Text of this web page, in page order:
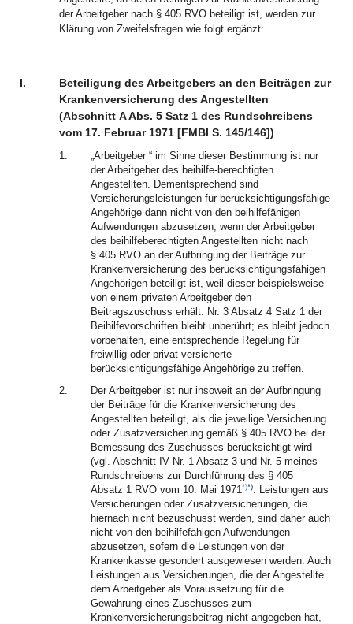
der Arbeitgeber nach § 405 RVO beteiligt ist, werden zur
Klärung von Zweifelsfragen wie folgt ergänzt:
I.
Beteiligung des Arbeitgebers an den Beiträgen zur
Krankenversicherung des Angestellten
(Abschnitt A Abs. 5 Satz 1 des Rundschreibens
vom 17. Februar 1971 [FMBl S. 145/146])
1.
„Arbeitgeber “ im Sinne dieser Bestimmung ist nur
der Arbeitgeber des beihilfe-berechtigten
Angestellten. Dementsprechend sind
Versicherungsleistungen für berücksichtigungsfähige
Angehörige dann nicht von den beihilfefähigen
Aufwendungen abzusetzen, wenn der Arbeitgeber
des beihilfeberechtigten Angestellten nicht nach
§ 405 RVO an der Aufbringung der Beiträge zur
Krankenversicherung des berücksichtigungsfähigen
Angehörigen beteiligt ist, weil dieser beispielsweise
von einem privaten Arbeitgeber den
Beitragszuschuss erhält. Nr. 3 Absatz 4 Satz 1 der
Beihilfevorschriften bleibt unberührt; es bleibt jedoch
vorbehalten, eine entsprechende Regelung für
freiwillig oder privat versicherte
berücksichtigungsfähige Angehörige zu treffen.
2.
Der Arbeitgeber ist nur insoweit an der Aufbringung
der Beiträge für die Krankenversicherung des
Angestellten beteiligt, als die jeweilige Versicherung
oder Zusatzversicherung gemäß § 405 RVO bei der
Bemessung des Zuschusses berücksichtigt wird
(vgl. Abschnitt IV Nr. 1 Absatz 3 und Nr. 5 meines
Rundschreibens zur Durchführung des § 405
Absatz 1 RVO vom 10. Mai 1971*)*). Leistungen aus
Versicherungen oder Zusatzversicherungen, die
hiernach nicht bezuschusst werden, sind daher auch
nicht von den beihilfefähigen Aufwendungen
abzusetzen, sofern die Leistungen von der
Krankenkasse gesondert ausgewiesen werden. Auch
Leistungen aus Versicherungen, die der Angestellte
dem Arbeitgeber als Voraussetzung für die
Gewährung eines Zuschusses zum
Krankenversicherungsbeitrag nicht angegeben hat,